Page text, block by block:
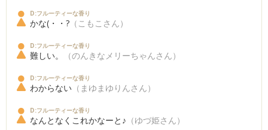
D:フルーティーな香り
かな(・・? （こもこさん）
D:フルーティーな香り
難しい。 （のんきなメリーちゃんさん）
D:フルーティーな香り
わからない （まゆまゆりんさん）
D:フルーティーな香り
なんとなくこれかなーと♪ （ゆづ姫さん）